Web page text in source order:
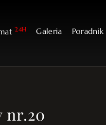
24H Galeria Poradnik
nr.20